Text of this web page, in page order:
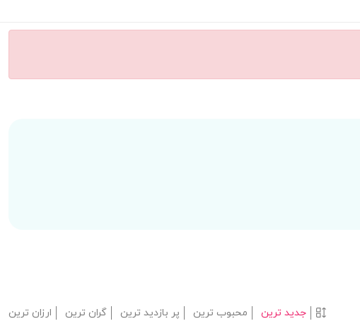
جدید ترین محبوب ترین پر بازدید ترین گران ترین ارزان ترین